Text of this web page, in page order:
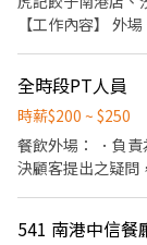
機車修繕補貼 🤝
💥 .˚⊹ ⁺‧ 【 想聯繫我】 ‧⁺ ⊹˚. ☝️ 點選【立即應徵】我會速度回覆
你！ ✌️ 或加入
電話＋截圖職缺」就能聯繫上～ 若想
Threads，看更多
https://reurl.cc/
【工作內容】 外場： 1.顧客點餐結帳、收送餐點 2.顧客點餐後確認
項準備工作 3.環境
開場準備工作、打烊清潔工作 【上班地點
貿二路131號B1(
95號B1 (iFG遠雄廣場) 【其他】 1.排班時間：9:00-
https://
全時段PT人員
時薪$200 ~ $250
餐飲外場： ．負
決顧客提出之疑問
場： ．處理烹飪
541 南港中信餐